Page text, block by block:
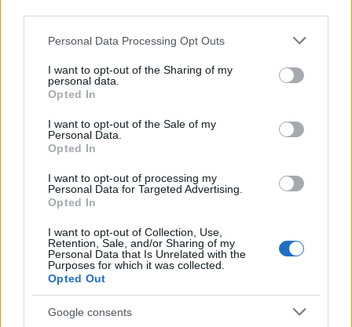
Please note that this website/app uses one or more Google
not limited to your visit or usage behaviour. You may click to
grant or deny consent to Google and its third-party tags to
use your data for below specified purposes in below Google
consent section.
Personal Data Processing Opt Outs
I want to opt-out of the Sharing of my
personal data.
Opted In
I want to opt-out of the Sale of my
Personal Data.
Opted In
I want to opt-out of processing my
Personal Data for Targeted Advertising.
Opted In
I want to opt-out of Collection, Use,
Retention, Sale, and/or Sharing of my
Personal Data that Is Unrelated with the
Purposes for which it was collected.
Opted Out
Google consents